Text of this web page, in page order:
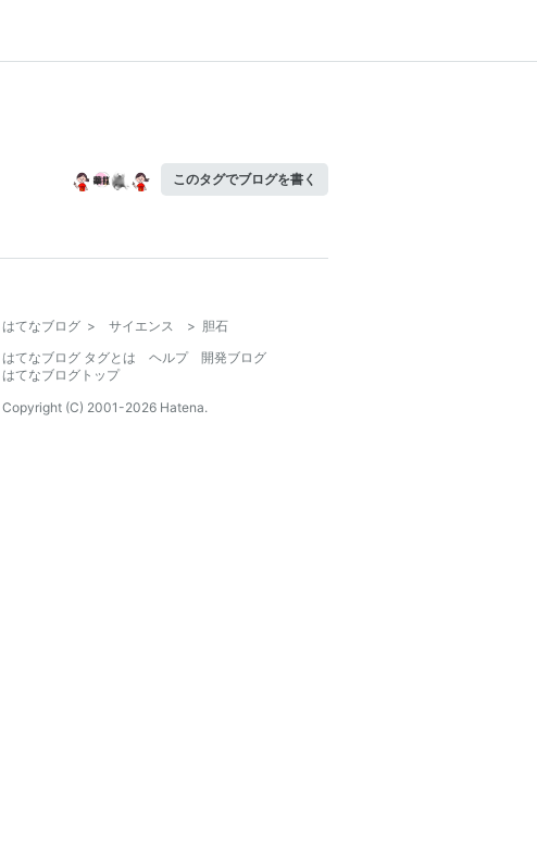
このタグでブログを書く
はてなブログ > サイエンス > 胆石
はてなブログ タグとは
ヘルプ
開発ブログ
はてなブログトップ
Copyright (C) 2001-2026 Hatena.